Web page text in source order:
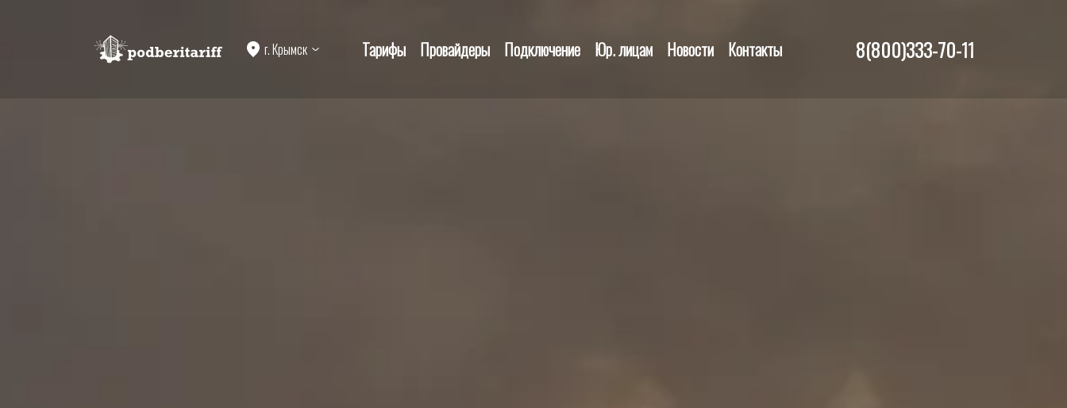
г. Крымск Тарифы Провайдеры Подключение Юр. лицам Новости Контакты 8(800)333-70-11